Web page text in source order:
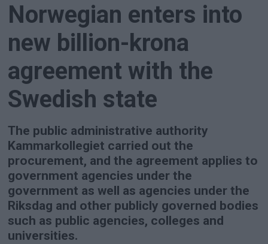
Norwegian enters into
new billion-krona
agreement with the
Swedish state
The public administrative authority
Kammarkollegiet carried out the
procurement, and the agreement applies to
government agencies under the
government as well as agencies under the
Riksdag and other publicly governed bodies
such as public agencies, colleges and
universities.